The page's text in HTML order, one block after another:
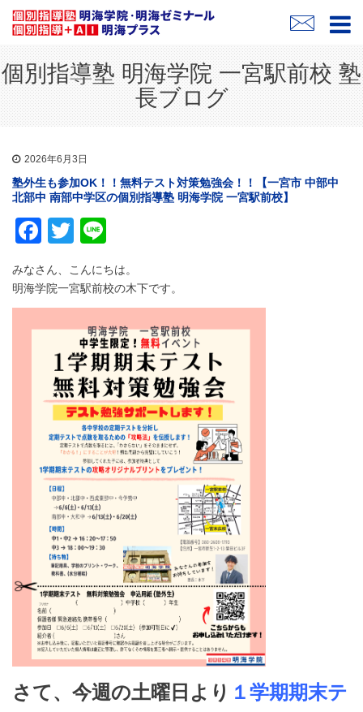
個別指導塾 明海学院 一宮駅前校 塾
長ブログ
2026年6月3日
塾外生も参加OK！！無料テスト対策勉強会！！【一宮市 中部中
北部中 南部中学区の個別指導塾 明海学院 一宮駅前校】
Facebook
Twitter
みなさん、こんにちは。
明海学院一宮駅前校の木下です。
さて、今週の土曜日より １学期期末テ